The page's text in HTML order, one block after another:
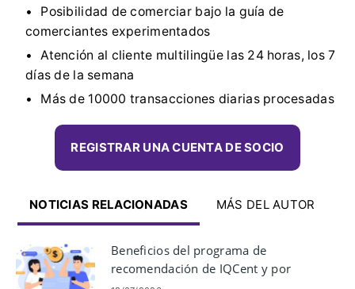
Posibilidad de comerciar bajo la guía de
comerciantes experimentados
Atención al cliente multilingüe las 24 horas, los 7
días de la semana
Más de 10000 transacciones diarias procesadas
REGISTRAR UNA CUENTA DE SOCIO
NOTICIAS RELACIONADAS MÁS DEL AUTOR
Beneficios del programa de
recomendación de IQCent y por